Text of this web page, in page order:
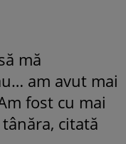
mă
am avut mai
fost cu mai
citată